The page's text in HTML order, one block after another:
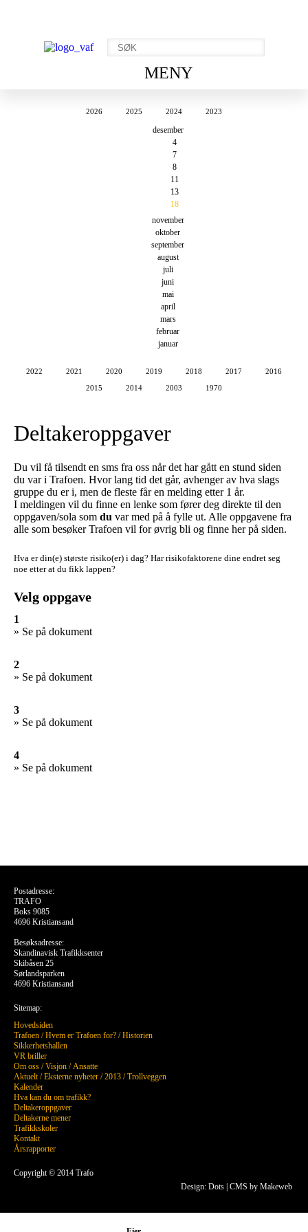
MENY
2026 2025 2024 2023
desember
4
7
8
11
13
18
november
oktober
september
august
juli
juni
mai
april
mars
februar
januar
2022 2021 2020 2019 2018 2017
2016
2015
2014 2003 1970
Deltakeroppgaver
Du vil få tilsendt en sms fra oss når det har gått en stund siden
du var i Trafoen. Hvor lang tid det går, avhenger av hva slags
gruppe du er i, men de fleste får en melding etter 1 år.
I meldingen vil du finne en lenke som fører deg direkte til den
oppgaven/sola som du var med på å fylle ut. Alle oppgavene fra
alle som besøker Trafoen vil for øvrig bli og finne her på siden.
Hva er din(e) største risiko(er) i dag? Har risikofaktorene dine endret seg
noe etter at du fikk lappen?
Velg oppgave
1
» Se på dokument
2
» Se på dokument
3
» Se på dokument
4
» Se på dokument
Design: Dots CMS by Makeweb
Postadresse:
TRAFO
Boks 9085
4696 Kristiansand
Besøksadresse:
Skandinavisk Trafikksenter
Skibåsen 25
Sørlandsparken
4696 Kristiansand
Sitemap:
Hovedsiden
Trafoen /Hvem er Trafoen for? /Historien
Sikkerhetshallen
VR briller
Om oss /Visjon /Ansatte
Aktuelt/Eksterne nyheter /2013 /Trollveggen
Kalender
Hva kan du om trafikk?
Deltakeroppgaver
Deltakerne mener
Trafikkskoler
Kontakt
Årsrapporter
Copyright © 2014 Trafo